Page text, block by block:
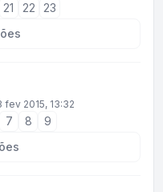
21 22
23
fev 2015, 13:32
7 8
9